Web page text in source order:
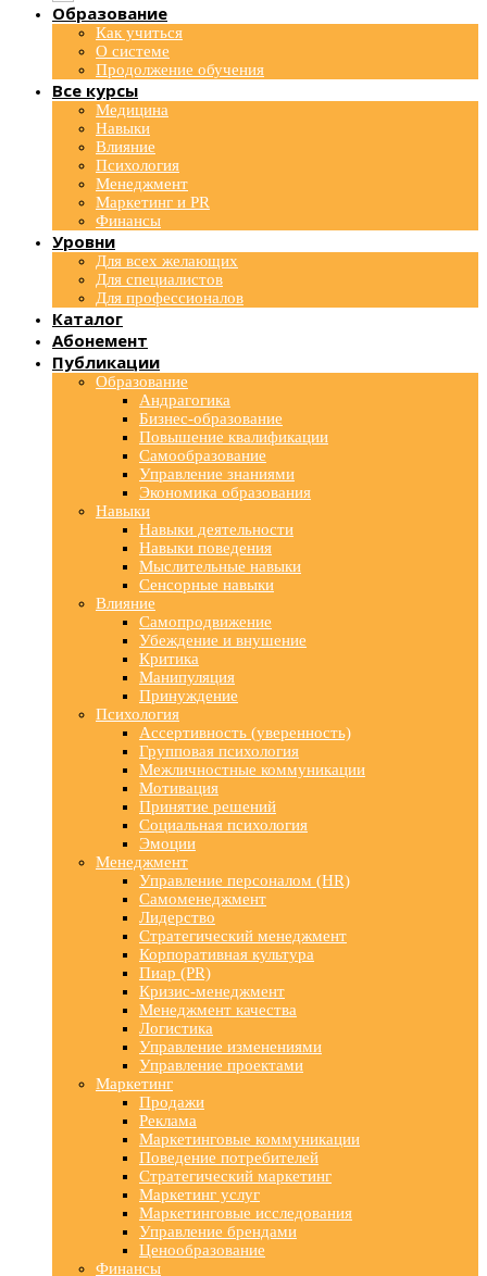
Образование
Как учиться
О системе
Продолжение обучения
Все курсы
Медицина
Навыки
Влияние
Психология
Менеджмент
Маркетинг и PR
Финансы
Уровни
Для всех желающих
Для специалистов
Для профессионалов
Каталог
Абонемент
Публикации
Образование
Андрагогика
Бизнес-образование
Повышение квалификации
Самообразование
Управление знаниями
Экономика образования
Навыки
Навыки деятельности
Навыки поведения
Мыслительные навыки
Сенсорные навыки
Влияние
Самопродвижение
Убеждение и внушение
Критика
Манипуляция
Принуждение
Психология
Ассертивность (уверенность)
Групповая психология
Межличностные коммуникации
Мотивация
Принятие решений
Социальная психология
Эмоции
Менеджмент
Управление персоналом (HR)
Самоменеджмент
Лидерство
Стратегический менеджмент
Корпоративная культура
Пиар (PR)
Кризис-менеджмент
Менеджмент качества
Логистика
Управление изменениями
Управление проектами
Маркетинг
Продажи
Реклама
Маркетинговые коммуникации
Поведение потребителей
Стратегический маркетинг
Маркетинг услуг
Маркетинговые исследования
Управление брендами
Ценообразование
Финансы